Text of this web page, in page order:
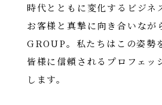
時代とともに変化するビジネ
お客様と真摯に向き合いなが
GROUP。私たちはこの姿勢
皆様に信頼されるプロフェッ
します。